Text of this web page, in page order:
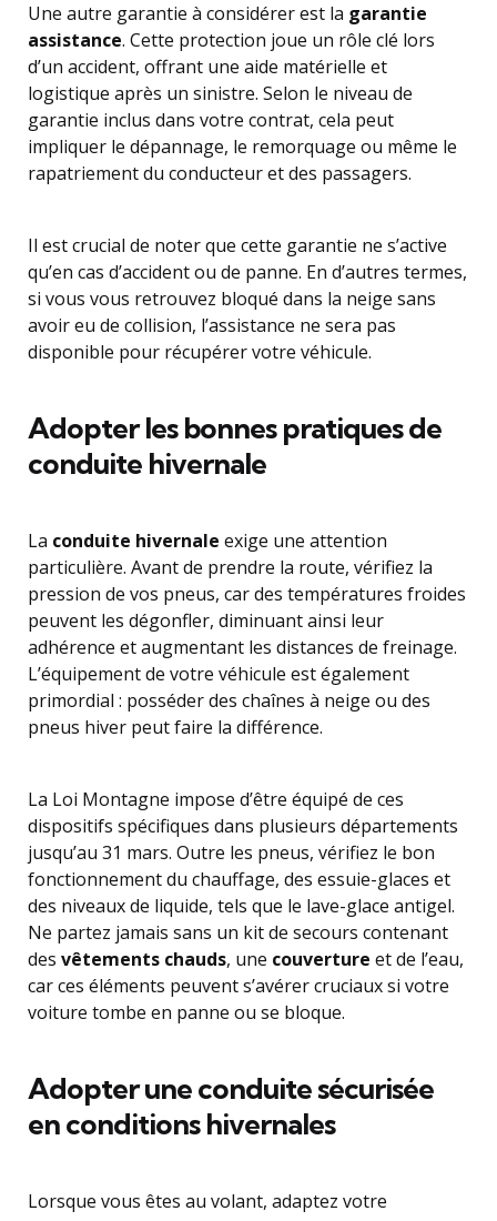
Une autre garantie à considérer est la garantie
assistance. Cette protection joue un rôle clé lors
d’un accident, offrant une aide matérielle et
logistique après un sinistre. Selon le niveau de
garantie inclus dans votre contrat, cela peut
impliquer le dépannage, le remorquage ou même le
rapatriement du conducteur et des passagers.
Il est crucial de noter que cette garantie ne s’active
qu’en cas d’accident ou de panne. En d’autres termes,
si vous vous retrouvez bloqué dans la neige sans
avoir eu de collision, l’assistance ne sera pas
disponible pour récupérer votre véhicule.
Adopter les bonnes pratiques de
conduite hivernale
La conduite hivernale exige une attention
particulière. Avant de prendre la route, vérifiez la
pression de vos pneus, car des températures froides
peuvent les dégonfler, diminuant ainsi leur
adhérence et augmentant les distances de freinage.
L’équipement de votre véhicule est également
primordial : posséder des chaînes à neige ou des
pneus hiver peut faire la différence.
La Loi Montagne impose d’être équipé de ces
dispositifs spécifiques dans plusieurs départements
jusqu’au 31 mars. Outre les pneus, vérifiez le bon
fonctionnement du chauffage, des essuie-glaces et
des niveaux de liquide, tels que le lave-glace antigel.
Ne partez jamais sans un kit de secours contenant
des vêtements chauds, une couverture et de l’eau,
car ces éléments peuvent s’avérer cruciaux si votre
voiture tombe en panne ou se bloque.
Adopter une conduite sécurisée
en conditions hivernales
Lorsque vous êtes au volant, adaptez votre